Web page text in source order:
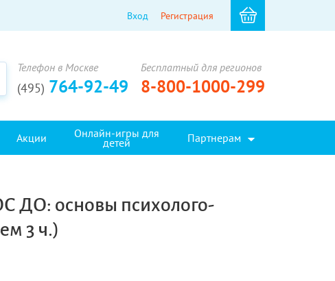
Вход Регистрация
Телефон в Москве
(495) 764-92-49
Бесплатный для регионов
8-800-1000-299
Акции Онлайн-игры для
детей Партнерам
ДО: основы психолого-
3 ч.)